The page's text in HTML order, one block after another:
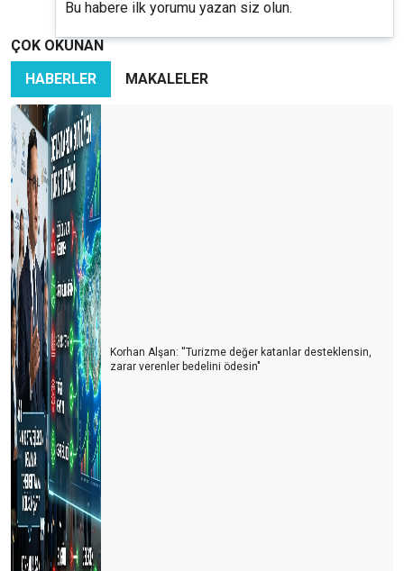
Bu habere ilk yorumu yazan siz olun.
ÇOK OKUNAN
HABERLER
MAKALELER
Korhan Alşan: ''Turizme değer katanlar desteklensin,
zarar verenler bedelini ödesin"